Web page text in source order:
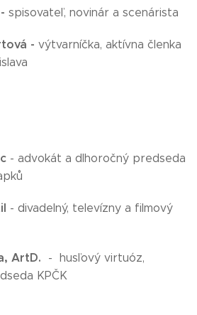
spisovateľ, novinár a scenárista
- výtvarníčka, aktívna členka
- advokát a dlhoročný predseda
- divadelný, televízny a filmový
ArtD. - husľový virtuóz,
KPČK